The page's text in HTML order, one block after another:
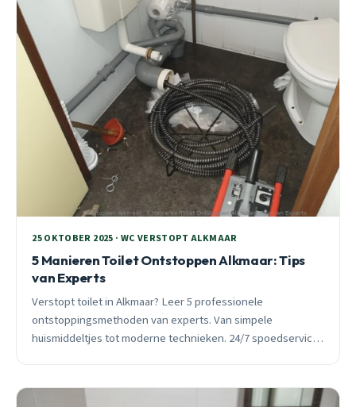
25 OKTOBER 2025 · WC VERSTOPT ALKMAAR
5 Manieren Toilet Ontstoppen Alkmaar: Tips
van Experts
Verstopt toilet in Alkmaar? Leer 5 professionele
ontstoppingsmethoden van experts. Van simpele
huismiddeltjes tot moderne technieken. 24/7 spoedservice